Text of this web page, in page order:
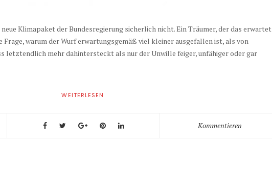
Klimapaket der Bundesregierung sicherlich nicht. Ein Träumer, der das erwartet
warum der Wurf erwartungsgemäß viel kleiner ausgefallen ist, als von
letztendlich mehr dahintersteckt als nur der Unwille feiger, unfähiger oder gar
WEITERLESEN
Kommentieren